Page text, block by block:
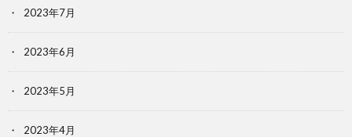
2023年7月
2023年6月
2023年5月
2023年4月